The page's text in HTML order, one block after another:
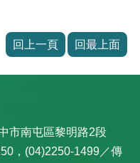
回上一頁 回最上面
市南屯區黎明路2段
，(04)2250-1499／傳